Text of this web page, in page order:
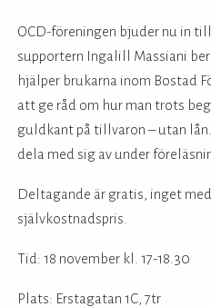
OCD-föreningen bjuder nu in
supportern Ingalill Massiani
hjälper brukarna inom Bostad
att ge råd om hur man trots
guldkant på tillvaron – utan
dela med sig av under
Deltagande är gratis, inget
självkostnadspris.
Tid: 18 november kl. 17-18.30
Plats: Erstagatan 1C, 7tr